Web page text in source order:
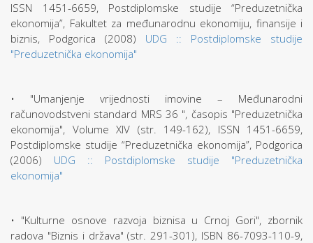
ISSN 1451-6659, Postdiplomske studije “Preduzetnička
ekonomija”, Fakultet za međunarodnu ekonomiju, finansije i
biznis, Podgorica (2008) UDG :: Postdiplomske studije
"Preduzetnička ekonomija"
• "Umanjenje vrijednosti imovine – Međunarodni
računovodstveni standard MRS 36 ", časopis "Preduzetnička
ekonomija", Volume XIV (str. 149-162), ISSN 1451-6659,
Postdiplomske studije “Preduzetnička ekonomija”, Podgorica
(2006) UDG :: Postdiplomske studije "Preduzetnička
ekonomija"
• "Kulturne osnove razvoja biznisa u Crnoj Gori", zbornik
radova "Biznis i država" (str. 291-301), ISBN 86-7093-110-9,